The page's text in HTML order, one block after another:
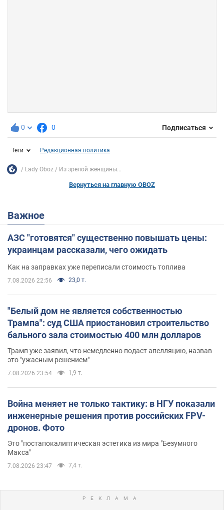
0 0 Подписаться
Теги Редакционная политика
Lady Oboz Из зрелой женщины...
Вернуться на главную OBOZ
Важное
АЗС "готовятся" существенно повышать цены:
украинцам рассказали, чего ожидать
Как на заправках уже переписали стоимость топлива
7.08.2026 22:56 23,0 т.
"Белый дом не является собственностью
Трампа": суд США приостановил строительство
бального зала стоимостью 400 млн долларов
Трамп уже заявил, что немедленно подаст апелляцию, назвав
это "ужасным решением"
7.08.2026 23:54 1,9 т.
Война меняет не только тактику: в НГУ показали
инженерные решения против российских FPV-
дронов. Фото
Это "постапокалиптическая эстетика из мира "Безумного
Макса"
7.08.2026 23:47 7,4 т.